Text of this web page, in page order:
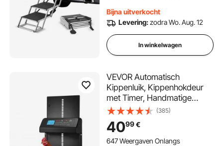
Ondersteunt tot 68 kg
Bijna uitverkocht
Levering:zodra Wo. Aug. 12
In winkelwagen
VEVOR Automatisch
Kippenluik, Kippenhokdeur
met Timer, Handmatige
Verstelling en Bescherming
tegen Knelen, Elektrische
Kippenrenpoort Opener met
Waterdichte Afdichting,
(385)
4099€
647 Weergaven Onlangs